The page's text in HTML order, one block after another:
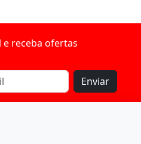
e receba ofertas
Enviar